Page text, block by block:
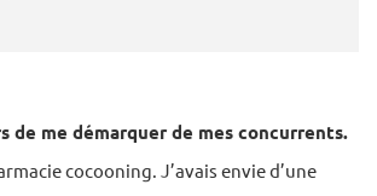
de me démarquer de mes concurrents.
cocooning. J’avais envie d’une